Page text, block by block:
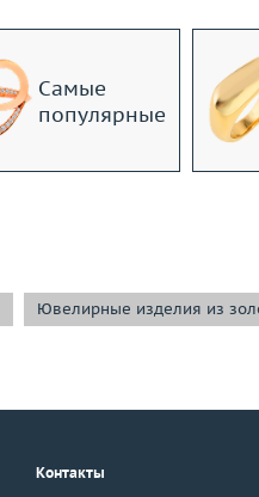
Самые
популярные
Ювелирные изделия из
Контакты